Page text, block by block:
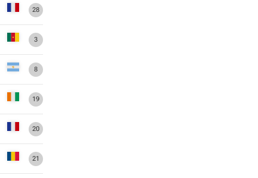
28
3
8
19
20
21